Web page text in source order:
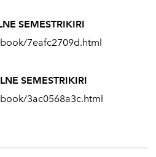
SEMESTRIKIRI
7eafc2709d.html
SEMESTRIKIRI
3ac0568a3c.html